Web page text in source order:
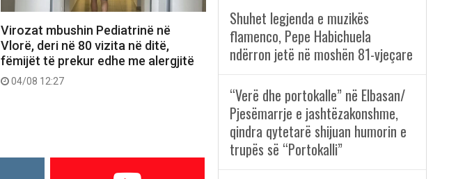
Virozat mbushin Pediatrinë në
Vlorë, deri në 80 vizita në ditë,
fëmijët të prekur edhe me alergjitë
04/08 12:27
Shuhet legjenda e muzikës
flamenco, Pepe Habichuela
ndërron jetë në moshën 81-vjeçare
“Verë dhe portokalle” në Elbasan/
Pjesëmarrje e jashtëzakonshme,
qindra qytetarë shijuan humorin e
trupës së “Portokalli”